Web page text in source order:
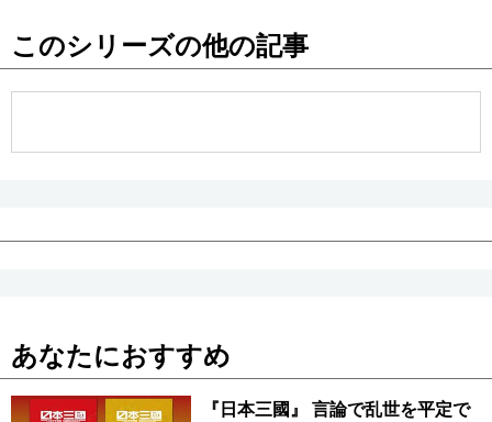
公式SNS
このシリーズの他の記事
あなたにおすすめ
『日本三國』 言論で乱世を平定で